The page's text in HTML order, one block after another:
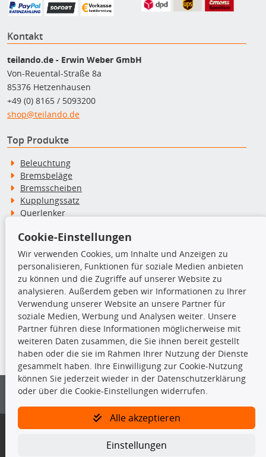
Kontakt
teilando.de - Erwin Weber GmbH
Von-Reuental-Straße 8a
85376 Hetzenhausen
+49 (0) 8165 / 5093200
shop@teilando.de
Top Produkte
Beleuchtung
Bremsbeläge
Bremsscheiben
Kupplungssatz
Querlenker
Stoßdämpfer
TecDoc Inside
Die hier angezeigten Daten insbesondere die gesamte Datenbank dürfen
nicht kopiert werden.
Es ist zu unterlassen, die Daten oder die gesamte Datenbank ohne
vorherige Zustimmung von TecDoc zu vervielfältigen, zu verbreiten
und/oder diese Handlungen durch Dritte ausführen zu lassen. Ein
Bitte prüfen Sie, ob das über unseren Onlineshop identifizierte Ersatzteil
Gegebenenfalls sind ergänzende Informationen notwendig, um
Cookie-Einstellungen
Wir verwenden Cookies, um Inhalte und Anzeigen zu
personalisieren, Funktionen für soziale Medien anbieten
zu können und die Zugriffe auf unserer Website zu
analysieren. Außerdem geben wir Informationen zu Ihrer
Verwendung unserer Website an unsere Partner für
soziale Medien, Werbung und Analysen weiter. Unsere
Partner führen diese Informationen möglicherweise mit
weiteren Daten zusammen, die Sie ihnen bereit gestellt
haben oder die sie im Rahmen Ihrer Nutzung der Dienste
gesammelt haben. Ihre Einwilligung zur Cookie-Nutzung
können Sie jederzeit wieder in der Datenschutzerklärung
oder über die Cookie-Einstellungen widerrufen.
Alle akzeptieren
Einstellungen